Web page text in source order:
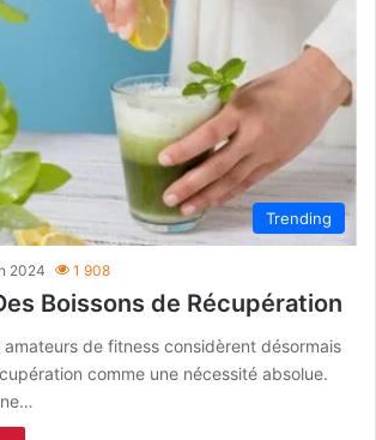
Trending
2024 1 908
Boissons de Récupération
de fitness considèrent désormais
comme une nécessité absolue.